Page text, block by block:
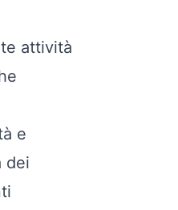
attività
e
dei